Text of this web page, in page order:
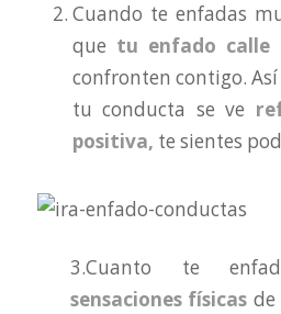
Cuando te enfadas
que tu enfado calle
confronten contigo. Así
tu conducta se ve
positiva, te sientes
3.Cuanto te
sensaciones físicas